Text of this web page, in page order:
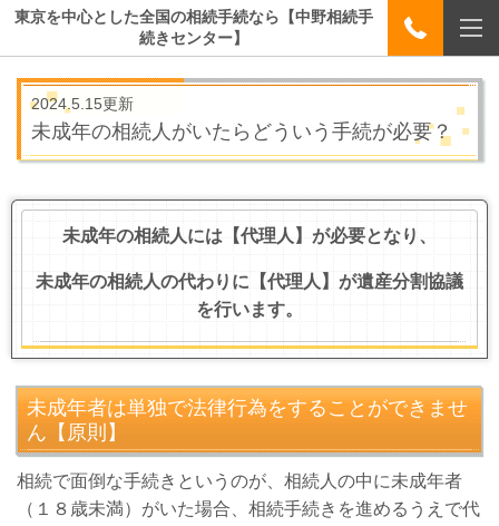
東京を中心とした全国の相続手続なら【中野相続手
続きセンター】
2024.5.15更新
未成年の相続人がいたらどういう手続が必要？
未成年の相続人には【代理人】が必要となり、
未成年の相続人の代わりに【代理人】が遺産分割協議
を行います。
未成年者は単独で法律行為をすることができませ
ん【原則】
相続で面倒な手続きというのが、相続人の中に未成年者
（１８歳未満）がいた場合、相続手続きを進めるうえで代